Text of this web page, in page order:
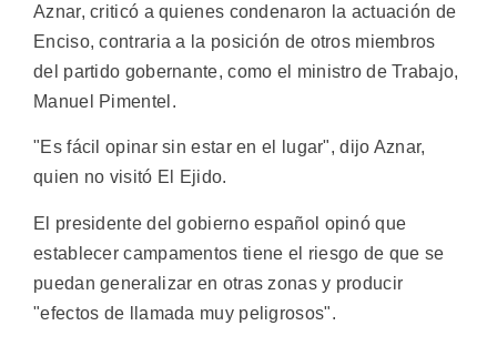
Aznar, criticó a quienes condenaron la actuación de
Enciso, contraria a la posición de otros miembros
del partido gobernante, como el ministro de Trabajo,
Manuel Pimentel.
"Es fácil opinar sin estar en el lugar", dijo Aznar,
quien no visitó El Ejido.
El presidente del gobierno español opinó que
establecer campamentos tiene el riesgo de que se
puedan generalizar en otras zonas y producir
"efectos de llamada muy peligrosos".